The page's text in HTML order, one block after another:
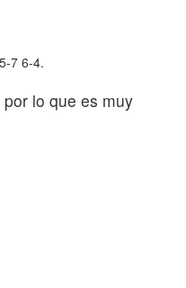
7 6-4.
lo que es muy